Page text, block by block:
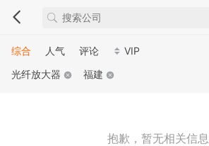
综合 人气 评论
VIP
光纤放大器
福建
抱歉，暂无相关信息